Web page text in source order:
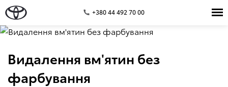
+380 44 492 70 00
Видалення вм'ятин без
фарбування